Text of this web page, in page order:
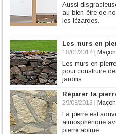
Aussi
au bien-être de
les lézardes.
Les murs en
18/01/2014 |
Les murs en
pour construire
jardins.
Réparer la
29/08/2013 |
La pierre est
atmosphérique
pierre abîmé